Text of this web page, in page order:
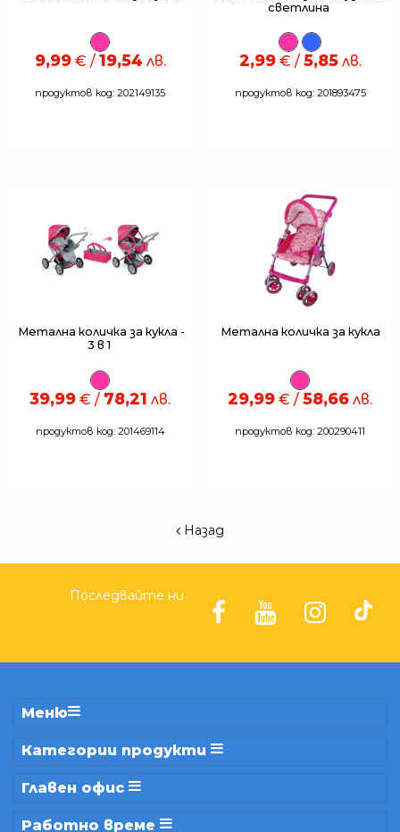
9,99€ / 19,54 лв.
продуктов код: 202149135
светлина
2,99€ / 5,85лв.
продуктов код: 201893475
Метална количка за кукла -
3 в 1
39,99 € / 78,21 лв.
продуктов код: 201469114
Метална количка за кукла
29,99 € / 58,66 лв.
продуктов код: 200290411
Назад
Последвайте ни
Меню
Категории продукти
Главен офис
Работно време